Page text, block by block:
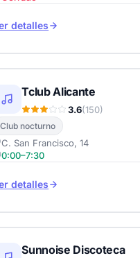
detalles
Tclub Alicante
3.6(150)
Club nocturno
C. San Francisco, 14
0:00–7:30
detalles
Sunnoise Discoteca